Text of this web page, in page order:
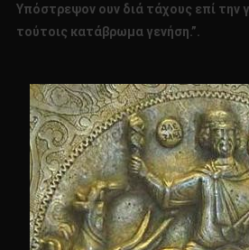
Υπόστρεψον ουν διά τάχους επί την
τούτοις κατάβρωμα γενήση.”.